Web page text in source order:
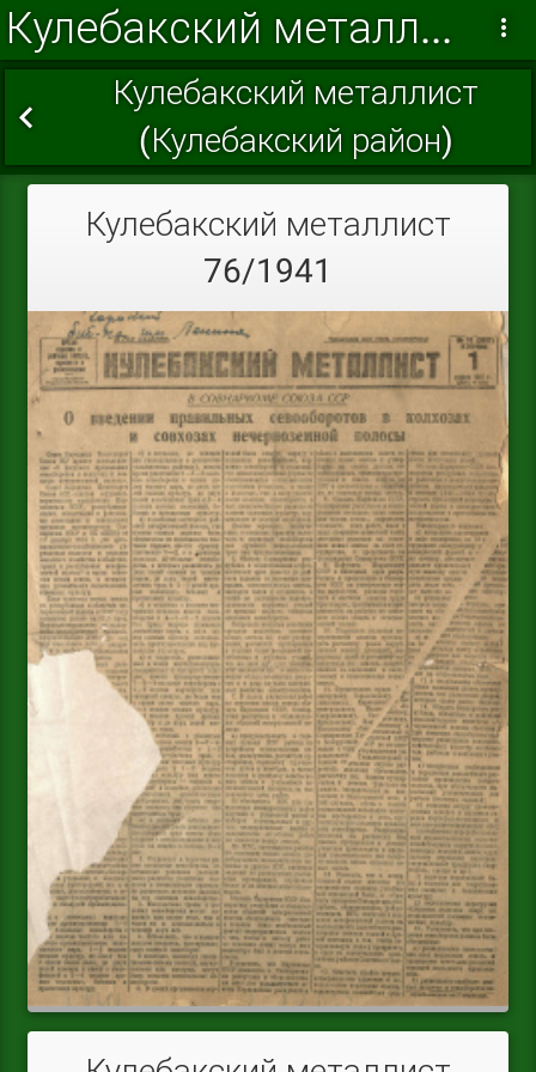
Кулебакский металлист 1941 г.
Кулебакский металлист
(Кулебакский район)
Кулебакский металлист
76/1941